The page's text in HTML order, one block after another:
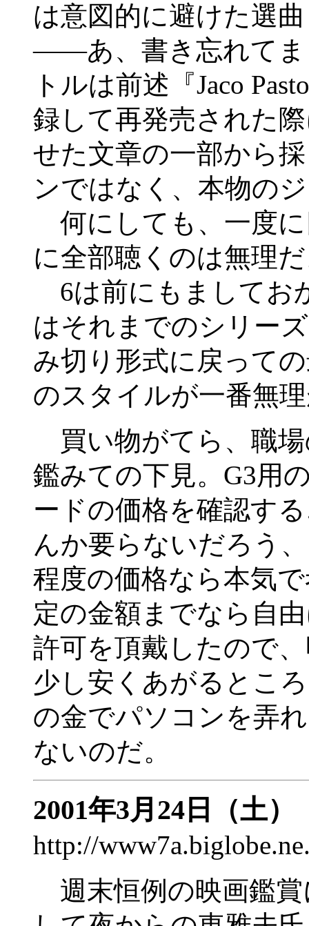
は意図的に避けた選
――あ、書き忘れてま
トルは前述『Jaco
録して再発売された
せた文章の一部から
ンではなく、本物の
何にしても、一度
に全部聴くのは無理
6は前にもましてお
はそれまでのシリー
み切り形式に戻って
のスタイルが一番無
買い物がてら、職
鑑みての下見。G3用
ードの価格を確認す
んか要らないだろう
程度の価格なら本気
定の金額までなら自
許可を頂戴したので
少し安くあがるとこ
の金でパソコンを弄
ないのだ。
2001年3月24日（土）
http://
週末恒例の映画鑑